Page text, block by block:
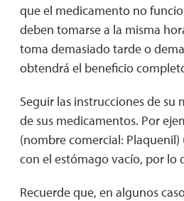
que el medicamento no
deben tomarse a la misma
toma demasiado tarde o
obtendrá el beneficio
Seguir las instrucciones de
de sus medicamentos. Por
(nombre comercial:
con el estómago vacío, por lo
Recuerde que, en algunos